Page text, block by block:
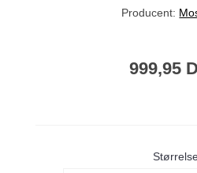
Producent:
999,95